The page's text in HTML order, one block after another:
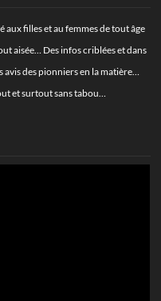
aux filles et au femmes de tout âge
aisée… Des infos criblées et dans
avis des pionniers en la matière…
et surtout sans tabou…